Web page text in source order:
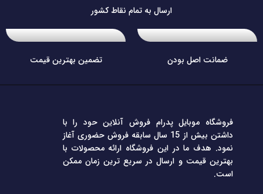
ارسال به تمام نقاط کشور
ضمانت اصل بودن تضمین بهترین قیمت
فروشگاه موبایل پدرام فروش آنلاین حود را با
داشتن بیش از 15 سال سابقه فروش حضوری آغاز
نمود. هدف ما در این فروشگاه ارائه محصولات با
بهترین قیمت و ارسال در سریع ترین زمان ممکن
است.